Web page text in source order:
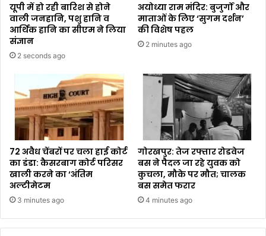
यूपी में हो रही बारिश से होने
वाली जनहानि, पशु हानि व
आर्थिक हानि का सीएम ने लिया
संज्ञान
2 seconds ago
अयोध्या राम मंदिर: बुजुर्गों और
माताओं के लिए ‘सुगम दर्शन’
की विशेष पहल
2 minutes ago
72 अवैध चेंबरों पर चला हाई कोर्ट
का डंडा: कैसरबाग कोर्ट परिसर
खाली करने का ‘अंतिम
अल्टीमेटम
3 minutes ago
गोरखपुर: तेज रफ्तार रोडवेज
बस ने पैदल जा रहे युवक को
कुचला, मौके पर मौत; चालक
बस समेत फरार
4 minutes ago